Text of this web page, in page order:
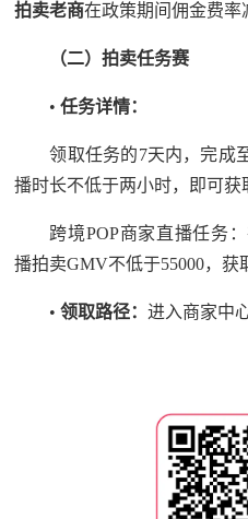
拍卖老商在政策期间佣金费率
（二）拍卖任务赛
•任务详情：
领取任务的7天内，完成
播时长不低于两小时，即可获
跨境POP商家直播任务
播拍卖GMV不低于55000，获
•领取路径：进入商家中